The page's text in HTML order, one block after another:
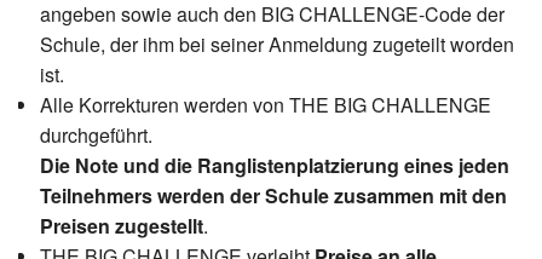
angeben sowie auch den BIG CHALLENGE-Code der
Schule, der ihm bei seiner Anmeldung zugeteilt worden
ist.
Alle Korrekturen werden von THE BIG CHALLENGE
durchgeführt.
Die Note und die Ranglistenplatzierung eines jeden
Teilnehmers werden der Schule zusammen mit den
Preisen zugestellt.